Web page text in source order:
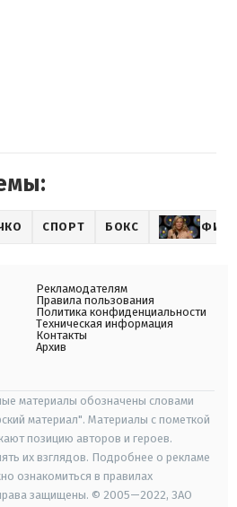
СПОРТ БОКС
Рекламодателям
Правила пользования
Политика конфиденциальности
Техническая информация
Контакты
Архив
материалы обозначены словами
материал". Материалы с пометкой
позицию авторов и героев.
их взглядов. Подробнее о рекламе
ознакомиться в правилах
защищены. © 2005—2022, ЗАО